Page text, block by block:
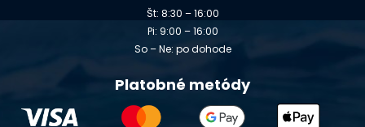
Št: 8:30 – 16:00
Pi: 9:00 – 16:00
So – Ne: po dohode
Platobné metódy